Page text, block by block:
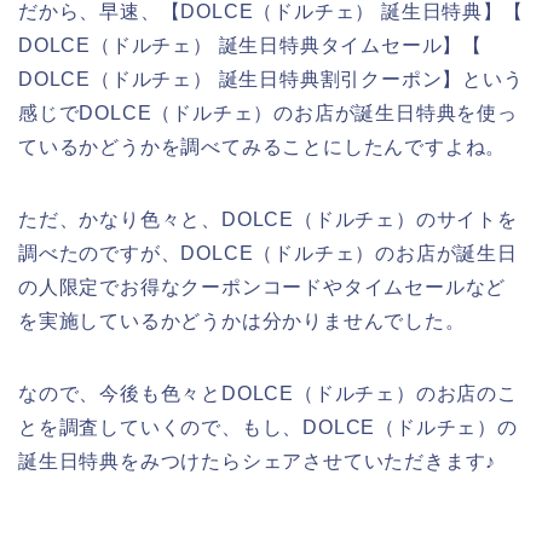
だから、早速、【DOLCE（ドルチェ） 誕生日特典】【
DOLCE（ドルチェ） 誕生日特典タイムセール】【
DOLCE（ドルチェ） 誕生日特典割引クーポン】という
感じでDOLCE（ドルチェ）のお店が誕生日特典を使っ
ているかどうかを調べてみることにしたんですよね。
ただ、かなり色々と、DOLCE（ドルチェ）のサイトを
調べたのですが、DOLCE（ドルチェ）のお店が誕生日
の人限定でお得なクーポンコードやタイムセールなど
を実施しているかどうかは分かりませんでした。
なので、今後も色々とDOLCE（ドルチェ）のお店のこ
とを調査していくので、もし、DOLCE（ドルチェ）の
誕生日特典をみつけたらシェアさせていただきます♪